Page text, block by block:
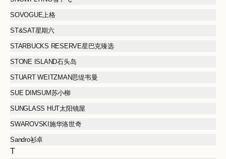
SOVOGUE上格
ST&SAT星期六
STARBUCKS RESERVE星巴克臻选
STONE ISLAND石头岛
STUART WEITZMAN思缇韦曼
SUE DIMSUM苏小柳
SUNGLASS HUT太阳镜屋
SWAROVSKI施华洛世奇
Sandro衫卓
T